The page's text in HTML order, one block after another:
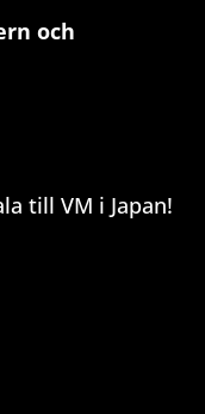
och
till VM i Japan!